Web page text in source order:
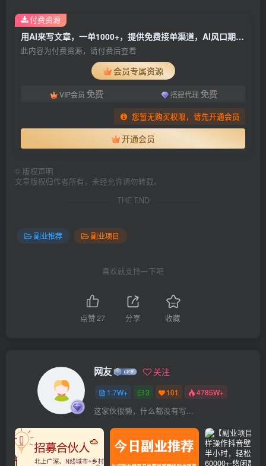
用AI来写文章，一单1000+，提供免费接单渠道，AI风口期，超暴利
此内容为付费资源，请付费后查看
会员专属资源
VIP会员 免费 搭建代理 免费
您暂无购买权限，请先开通会员
开通会员
付费资源
© 版权声明
文章版权归作者所有，未经允许请勿转载。
THE END
副业推荐 副业项目
喜欢就支持一下吧
点赞27 分享 收藏
网友 关注
1.7W+ 3 101 4785W+
这家伙很懒，什么都没有写...